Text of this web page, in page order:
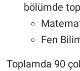
bölümde
Fen
Toplamda 90